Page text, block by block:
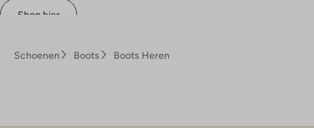
Shop hier
Schoenen Boots Boots Heren